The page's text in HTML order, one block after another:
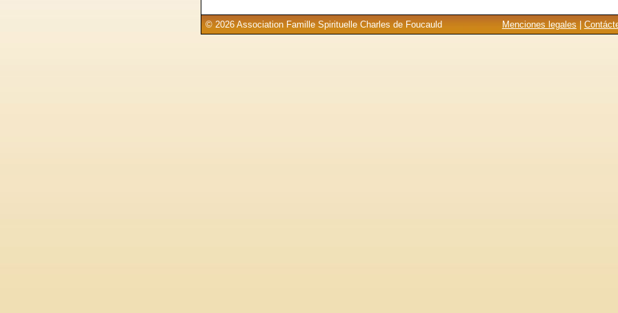
Menciones legales
© 2026 Association Famille Spirituelle Charles de Foucauld